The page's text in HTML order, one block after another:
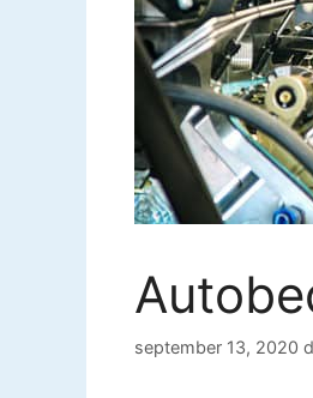
september 13, 2020